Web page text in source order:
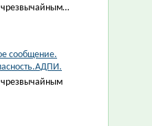
чрезвычайным…
сообщение.
чрезвычайным